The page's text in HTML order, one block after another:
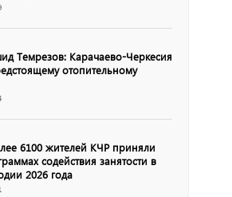
Темрезов: Карачаево-Черкесия
отопительному
6100 жителей КЧР приняли
содействия занятости в
2026 года